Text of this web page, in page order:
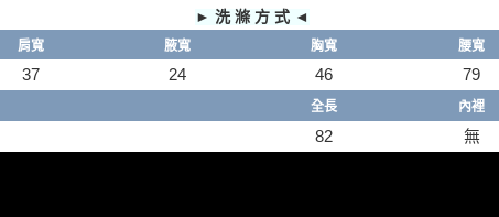
► 洗 滌 方 式 ◄
肩寬 腋寬 胸寬
腰寬
37 24 46 79
全長 內裡
82 無